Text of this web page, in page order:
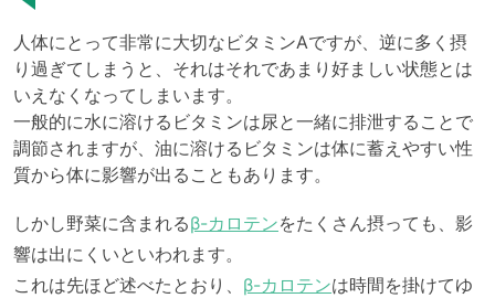
人体にとって非常に大切なビタミンAですが、逆に多く摂
り過ぎてしまうと、それはそれであまり好ましい状態とは
いえなくなってしまいます。
一般的に水に溶けるビタミンは尿と一緒に排泄することで
調節されますが、油に溶けるビタミンは体に蓄えやすい性
質から体に影響が出ることもあります。
しかし野菜に含まれるβ-カロテンをたくさん摂っても、影
響は出にくいといわれます。
これは先ほど述べたとおり、 β-カロテンは時間を掛けてゆ